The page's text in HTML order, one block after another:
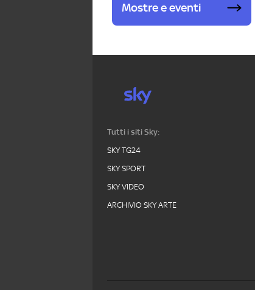
Mostre e eventi
Tutti i siti Sky:
SKY TG24
SKY SPORT
SKY VIDEO
ARCHIVIO SKY ARTE